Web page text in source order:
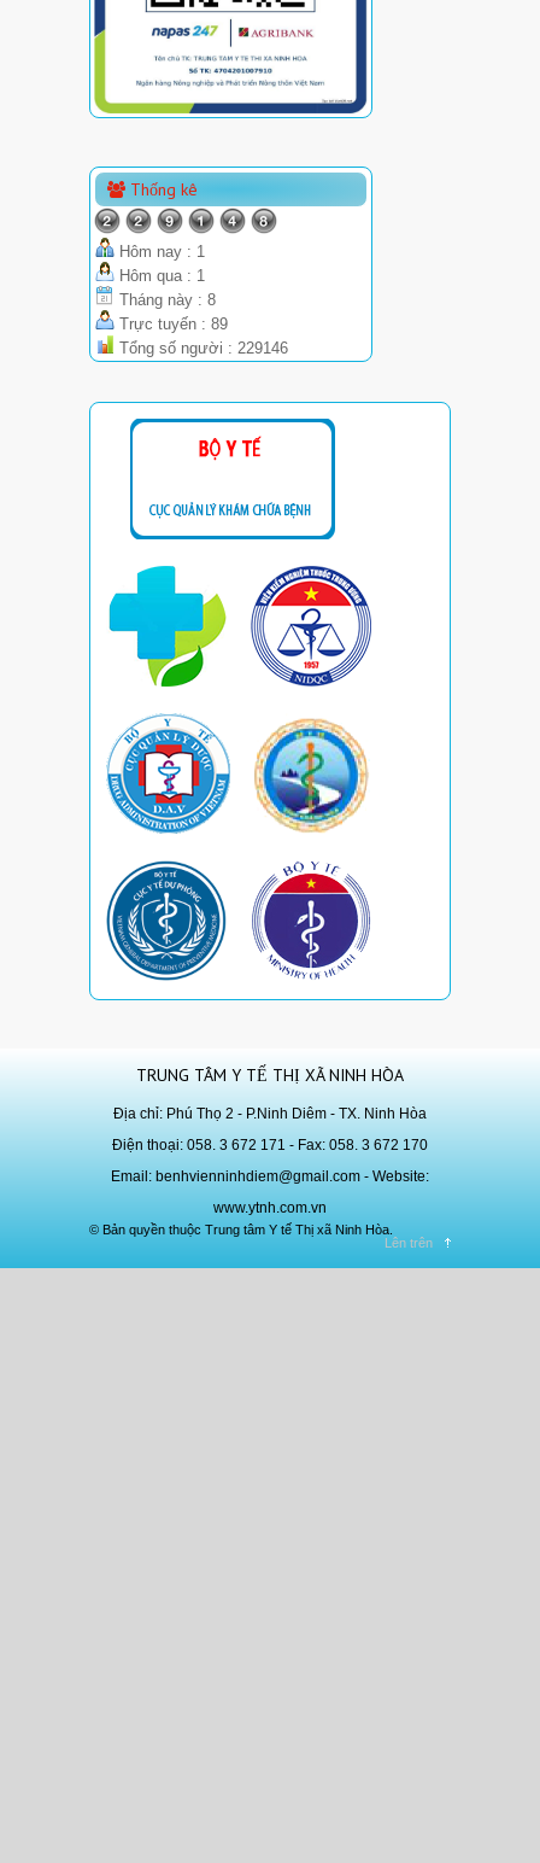
Thống kê
Hôm nay : 1
Hôm qua : 1
Tháng này : 8
Trực tuyến : 89
Tổng số người : 229146
TRUNG TÂM Y TẾ THỊ XÃ NINH HÒA
Địa chỉ: Phú Thọ 2 - P.Ninh Diêm - TX. Ninh Hòa
Điện thoại: 058. 3 672 171 - Fax: 058. 3 672 170
Email: benhvienninhdiem@gmail.com - Website:
www.ytnh.com.vn
© Bản quyền thuộc Trung tâm Y tế Thị xã Ninh Hòa.
Lên trên